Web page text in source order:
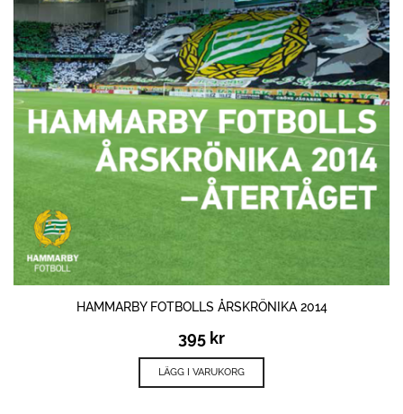
HAMMARBY FOTBOLLS ÅRSKRÖNIKA 2014
395 kr
LÄGG I VARUKORG